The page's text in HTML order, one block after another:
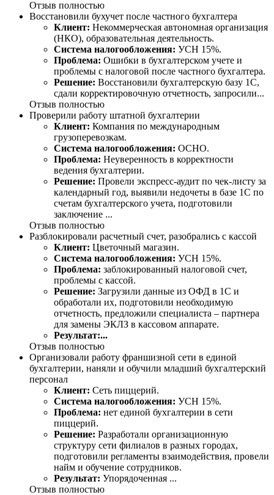
Отзыв полностью
Восстановили бухучет после частного бухгалтера
Клиент: Некоммерческая автономная организация
(НКО), образовательная деятельность.
Система налогообложения: УСН 15%.
Проблема: Ошибки в бухгалтерском учете и
проблемы с налоговой после частного бухгалтера.
Решение: Восстановили бухгалтерскую базу 1С,
сдали корректировочную отчетность, запросили...
Отзыв полностью
Проверили работу штатной бухгалтерии
Клиент: Компания по международным
грузоперевозкам.
Система налогообложения: ОСНО.
Проблема: Неуверенность в корректности
ведения бухгалтерии.
Решение: Провели экспресс-аудит по чек-листу за
календарный год, выявили недочеты в базе 1С по
счетам бухгалтерского учета, подготовили
заключение ...
Отзыв полностью
Разблокировали расчетный счет, разобрались с кассой
Клиент: Цветочный магазин.
Система налогообложения: УСН 15%.
Проблема: заблокированный налоговой счет,
проблемы с кассой.
Решение: Загрузили данные из ОФД в 1С и
обработали их, подготовили необходимую
отчетность, предложили специалиста – партнера
для замены ЭКЛЗ в кассовом аппарате.
Результат:...
Отзыв полностью
Организовали работу франшизной сети в единой
бухгалтерии, наняли и обучили младший бухгалтерский
персонал
Клиент: Сеть пиццерий.
Система налогообложения: УСН 15%.
Проблема: нет единой бухгалтерии в сети
пиццерий.
Решение: Разработали организационную
структуру сети филиалов в разных городах,
подготовили регламенты взаимодействия, провели
найм и обучение сотрудников.
Результат: Упорядоченная ...
Отзыв полностью